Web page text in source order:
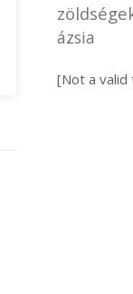
ázsia
[Not a